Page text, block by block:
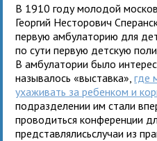
В 1910 году молодой
Георгий Несторович
первую амбулаторию для
по сути первую детскую
В амбулатории было
называлось «выставка»,где
ухаживать за ребенком и
подразделении им стали
проводиться конференции
представлялисьслучаи из